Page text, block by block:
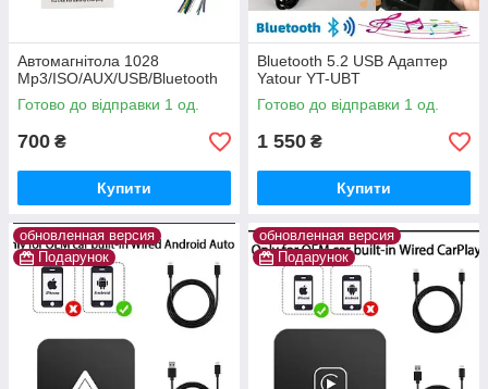
Автомагнітола 1028
Mp3/ISO/AUX/USB/Bluetooth
Готово до відправки 1 од.
700 ₴
Купити
Bluetooth 5.2 USB Адаптер
Yatour YT-UBT
Готово до відправки 1 од.
1 550 ₴
Купити
обновленная версия
Подарунок
обновленная версия
Подарунок